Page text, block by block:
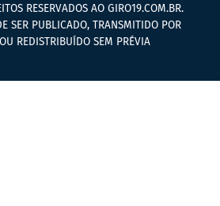
RESERVADOS AO GIRO19.COM.BR.
SER PUBLICADO, TRANSMITIDO POR
REDISTRIBUÍDO SEM PRÉVIA